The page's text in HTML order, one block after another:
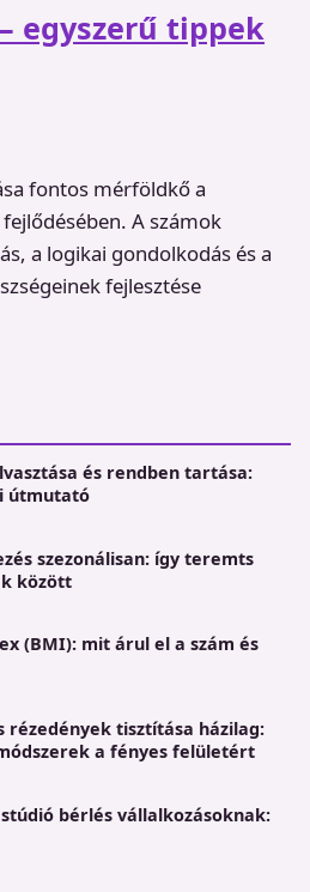
egyszerű tippek
fontos mérföldkő a
A számok
a logikai gondolkodás és a
fejlesztése
és rendben tartása:
útmutató
szezonálisan: így teremts
között
(BMI): mit árul el a szám és
rézedények tisztítása házilag:
a fényes felületért
bérlés vállalkozásoknak: